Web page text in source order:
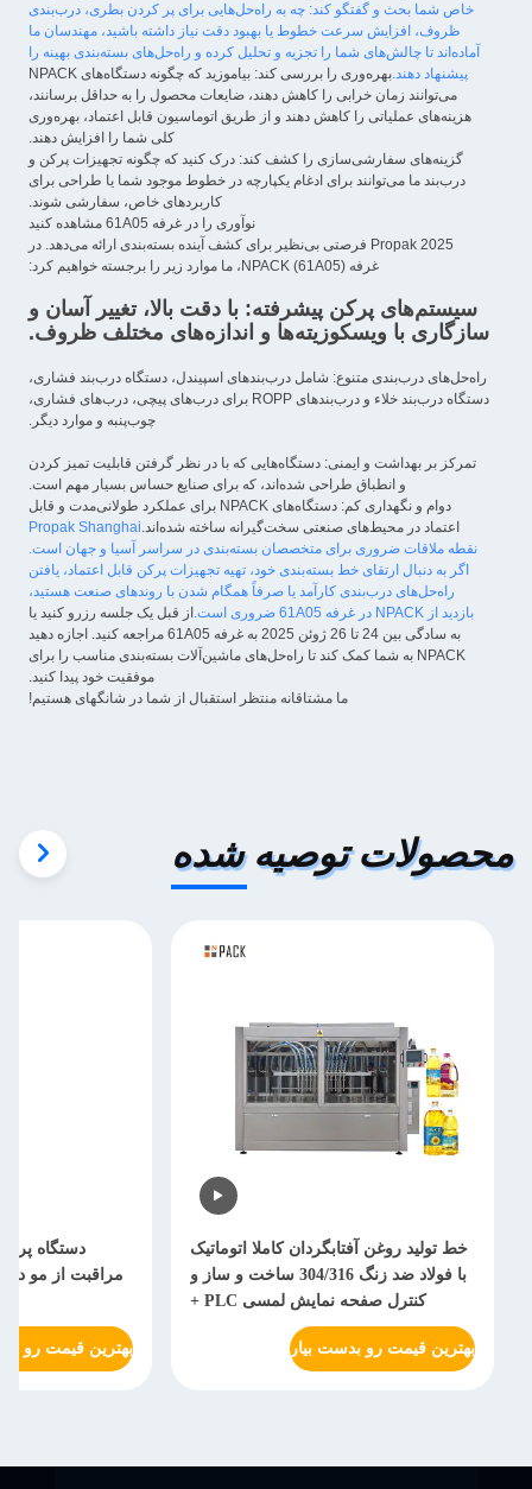
خاص شما بحث و گفتگو کند: چه به راه‌حل‌هایی برای پر کردن بطری، درب‌بندی
ظروف، افزایش سرعت خطوط یا بهبود دقت نیاز داشته باشید، مهندسان ما
آماده‌اند تا چالش‌های شما را تجزیه و تحلیل کرده و راه‌حل‌های بسته‌بندی بهینه را
پیشنهاد دهند.
بهره‌وری را بررسی کند: بیاموزید که چگونه دستگاه‌های NPACK
می‌توانند زمان خرابی را کاهش دهند، ضایعات محصول را به حداقل برسانند،
هزینه‌های عملیاتی را کاهش دهند و از طریق اتوماسیون قابل اعتماد، بهره‌وری
کلی شما را افزایش دهند.
گزینه‌های سفارشی‌سازی را کشف کند: درک کنید که چگونه تجهیزات پرکن و
درب‌بند ما می‌توانند برای ادغام یکپارچه در خطوط موجود شما یا طراحی برای
کاربردهای خاص، سفارشی شوند.
نوآوری را در غرفه 61A05 مشاهده کنید
Propak 2025 فرصتی بی‌نظیر برای کشف آینده بسته‌بندی ارائه می‌دهد. در
غرفه NPACK (61A05)، ما موارد زیر را برجسته خواهیم کرد:
سیستم‌های پرکن پیشرفته: با دقت بالا، تغییر آسان و
سازگاری با ویسکوزیته‌ها و اندازه‌های مختلف ظروف.
راه‌حل‌های درب‌بندی متنوع: شامل درب‌بندهای اسپیندل، دستگاه درب‌بند فشاری،
دستگاه درب‌بند خلاء و درب‌بندهای ROPP برای درب‌های پیچی، درب‌های فشاری،
چوب‌پنبه و موارد دیگر.
تمرکز بر بهداشت و ایمنی: دستگاه‌هایی که با در نظر گرفتن قابلیت تمیز کردن
و انطباق طراحی شده‌اند، که برای صنایع حساس بسیار مهم است.
دوام و نگهداری کم: دستگاه‌های NPACK برای عملکرد طولانی‌مدت و قابل
اعتماد در محیط‌های صنعتی سخت‌گیرانه ساخته شده‌اند.Propak Shanghai
نقطه ملاقات ضروری برای متخصصان بسته‌بندی در سراسر آسیا و جهان است.
اگر به دنبال ارتقای خط بسته‌بندی خود، تهیه تجهیزات پرکن قابل اعتماد، یافتن
راه‌حل‌های درب‌بندی کارآمد یا صرفاً همگام شدن با روندهای صنعت هستید،
بازدید از NPACK در غرفه 61A05 ضروری است.
از قبل یک جلسه رزرو کنید یا
به سادگی بین 24 تا 26 ژوئن 2025 به غرفه 61A05 مراجعه کنید. اجازه دهید
NPACK به شما کمک کند تا راه‌حل‌های ماشین‌آلات بسته‌بندی مناسب را برای
موفقیت خود پیدا کنید.
ما مشتاقانه منتظر استقبال از شما در شانگهای هستیم!
محصولات توصیه شده
خط تولید روغن آفتابگردان کاملا اتوماتیک
با فولاد ضد زنگ 304/316 ساخت و ساز و
کنترل صفحه نمایش لمسی PLC +
بهترین قیمت رو بدست بیار
دستگاه
مراقبت از مو
بهترین قیمت رو